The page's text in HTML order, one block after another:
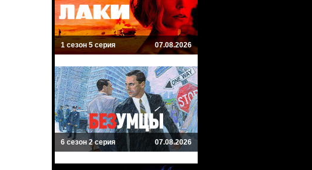
1 сезон 5 серия 07.08.2026
6 сезон 2 серия 07.08.2026